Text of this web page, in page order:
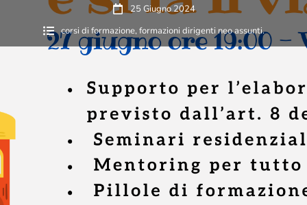
25 Giugno 2024
corsi di formazione, formazioni dirigenti neo assunti.